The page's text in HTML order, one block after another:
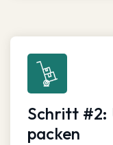
Schritt #2:
packen